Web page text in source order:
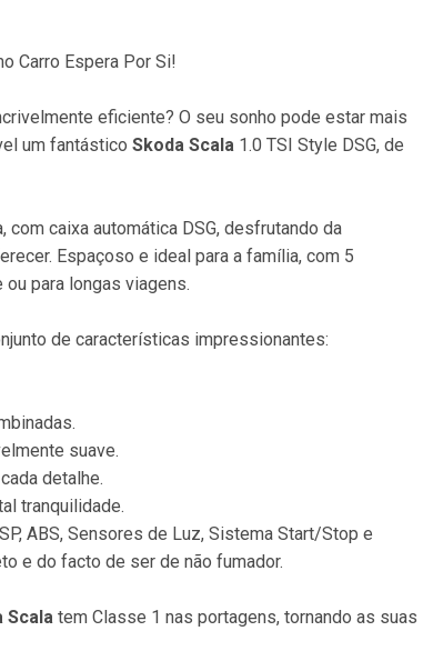
Carro Espera Por Si!
eficiente? O seu sonho pode estar mais
um fantástico Skoda Scala 1.0 TSI Style DSG, de
caixa automática DSG, desfrutando da
Espaçoso e ideal para a família, com 5
para longas viagens.
de características impressionantes:
suave.
detalhe.
tranquilidade.
ABS, Sensores de Luz, Sistema Start/Stop e
e do facto de ser de não fumador.
Scala tem Classe 1 nas portagens, tornando as suas